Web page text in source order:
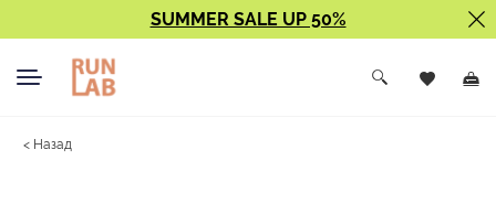
SUMMER SALE UP 50%
< Назад